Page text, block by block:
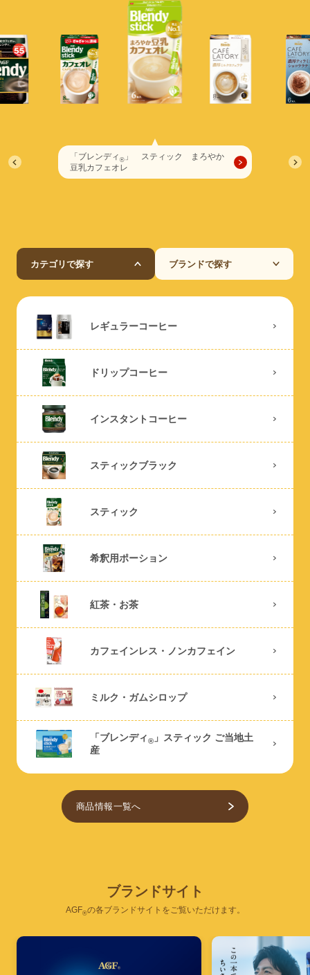
「ブレンディ ® 」 スティック まろやか
豆乳カフェオレ
カテゴリで探す ブランドで探す
レギュラーコーヒー
ドリップコーヒー
インスタントコーヒー
スティックブラック
スティック
希釈用ポーション
紅茶・お茶
カフェインレス・ノンカフェイン
ミルク・ガムシロップ
「ブレンディ® 」スティック ご当地土
産
商品情報一覧へ
ブラン ドサイ ト
AGF®の各ブランドサイトをご覧いただけます。